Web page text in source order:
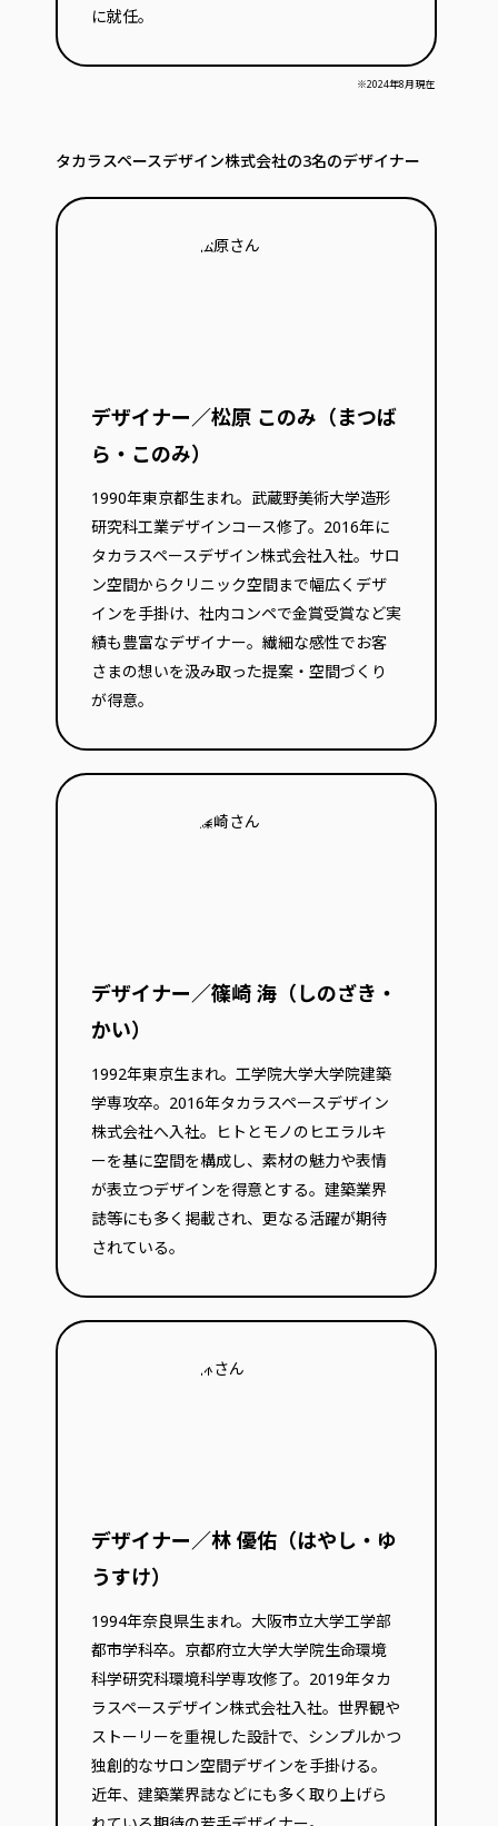
に就任。
※2024年8月現在
タカラスペースデザイン株式会社の3名のデザイナー
デザイナー／松原 このみ（まつば
ら・このみ）
1990年東京都生まれ。武蔵野美術大学造形
研究科工業デザインコース修了。2016年に
タカラスペースデザイン株式会社入社。サロ
ン空間からクリニック空間まで幅広くデザ
インを手掛け、社内コンペで金賞受賞など実
績も豊富なデザイナー。繊細な感性でお客
さまの想いを汲み取った提案・空間づくり
が得意。
デザイナー／篠崎 海（しのざき・
かい）
1992年東京生まれ。工学院大学大学院建築
学専攻卒。2016年タカラスペースデザイン
株式会社へ入社。ヒトとモノのヒエラルキ
ーを基に空間を構成し、素材の魅力や表情
が表立つデザインを得意とする。建築業界
誌等にも多く掲載され、更なる活躍が期待
されている。
デザイナー／林 優佑（はやし・ゆ
うすけ）
1994年奈良県生まれ。大阪市立大学工学部
都市学科卒。京都府立大学大学院生命環境
科学研究科環境科学専攻修了。2019年タカ
ラスペースデザイン株式会社入社。世界観や
ストーリーを重視した設計で、シンプルかつ
独創的なサロン空間デザインを手掛ける。
近年、建築業界誌などにも多く取り上げら